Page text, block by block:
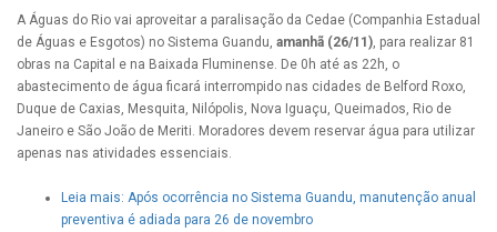
A Águas do Rio vai aproveitar a paralisação da Cedae (Companhia Estadual
de Águas e Esgotos) no Sistema Guandu, amanhã (26/11), para realizar 81
obras na Capital e na Baixada Fluminense. De 0h até as 22h, o
abastecimento de água ficará interrompido nas cidades de Belford Roxo,
Duque de Caxias, Mesquita, Nilópolis, Nova Iguaçu, Queimados, Rio de
Janeiro e São João de Meriti. Moradores devem reservar água para utilizar
apenas nas atividades essenciais.
Leia mais: Após ocorrência no Sistema Guandu, manutenção anual
preventiva é adiada para 26 de novembro